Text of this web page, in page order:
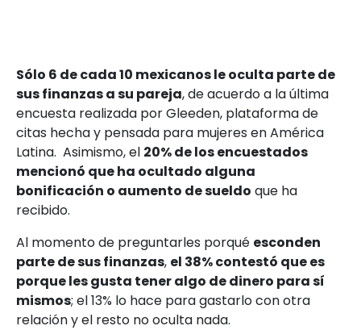
Sólo 6 de cada 10 mexicanos le oculta parte de
sus finanzas a su pareja, de acuerdo a la última
encuesta realizada por Gleeden, plataforma de
citas hecha y pensada para mujeres en América
Latina. Asimismo, el 20% de los encuestados
mencionó que ha ocultado alguna
bonificación o aumento de sueldo que ha
recibido.
Al momento de preguntarles porqué esconden
parte de sus finanzas, el 38% contestó que es
porque les gusta tener algo de dinero para sí
mismos; el 13% lo hace para gastarlo con otra
relación y el resto no oculta nada.